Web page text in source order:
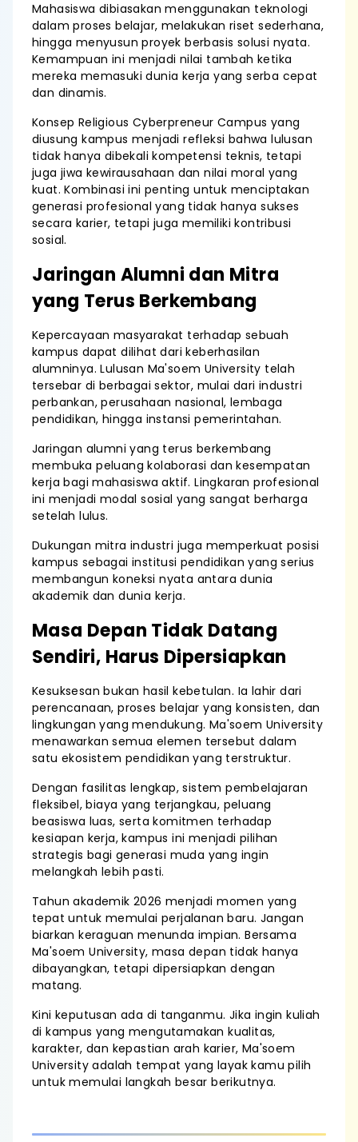
Mahasiswa dibiasakan menggunakan teknologi
dalam proses belajar, melakukan riset sederhana,
hingga menyusun proyek berbasis solusi nyata.
Kemampuan ini menjadi nilai tambah ketika
mereka memasuki dunia kerja yang serba cepat
dan dinamis.
Konsep Religious Cyberpreneur Campus yang
diusung kampus menjadi refleksi bahwa lulusan
tidak hanya dibekali kompetensi teknis, tetapi
juga jiwa kewirausahaan dan nilai moral yang
kuat. Kombinasi ini penting untuk menciptakan
generasi profesional yang tidak hanya sukses
secara karier, tetapi juga memiliki kontribusi
sosial.
Jaringan Alumni dan Mitra
yang Terus Berkembang
Kepercayaan masyarakat terhadap sebuah
kampus dapat dilihat dari keberhasilan
alumninya. Lulusan Ma'soem University telah
tersebar di berbagai sektor, mulai dari industri
perbankan, perusahaan nasional, lembaga
pendidikan, hingga instansi pemerintahan.
Jaringan alumni yang terus berkembang
membuka peluang kolaborasi dan kesempatan
kerja bagi mahasiswa aktif. Lingkaran profesional
ini menjadi modal sosial yang sangat berharga
setelah lulus.
Dukungan mitra industri juga memperkuat posisi
kampus sebagai institusi pendidikan yang serius
membangun koneksi nyata antara dunia
akademik dan dunia kerja.
Masa Depan Tidak Datang
Sendiri, Harus Dipersiapkan
Kesuksesan bukan hasil kebetulan. Ia lahir dari
perencanaan, proses belajar yang konsisten, dan
lingkungan yang mendukung. Ma'soem University
menawarkan semua elemen tersebut dalam
satu ekosistem pendidikan yang terstruktur.
Dengan fasilitas lengkap, sistem pembelajaran
fleksibel, biaya yang terjangkau, peluang
beasiswa luas, serta komitmen terhadap
kesiapan kerja, kampus ini menjadi pilihan
strategis bagi generasi muda yang ingin
melangkah lebih pasti.
Tahun akademik 2026 menjadi momen yang
tepat untuk memulai perjalanan baru. Jangan
biarkan keraguan menunda impian. Bersama
Ma'soem University, masa depan tidak hanya
dibayangkan, tetapi dipersiapkan dengan
matang.
Kini keputusan ada di tanganmu. Jika ingin kuliah
di kampus yang mengutamakan kualitas,
karakter, dan kepastian arah karier, Ma'soem
University adalah tempat yang layak kamu pilih
untuk memulai langkah besar berikutnya.